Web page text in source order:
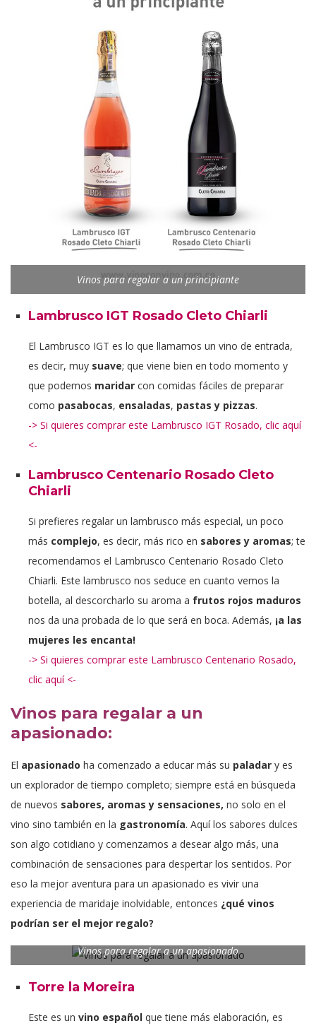
Vinos para regalar a un principiante
Lambrusco IGT Rosado Cleto Chiarli
El Lambrusco IGT es lo que llamamos un vino de entrada,
es decir, muy suave; que viene bien en todo momento y
que podemos maridar con comidas fáciles de preparar
como pasabocas, ensaladas, pastas y pizzas.
-> Si quieres comprar este Lambrusco IGT Rosado, clic aquí
<-
Lambrusco Centenario Rosado Cleto
Chiarli
Si prefieres regalar un lambrusco más especial, un poco
más complejo, es decir, más rico en sabores y aromas; te
recomendamos el Lambrusco Centenario Rosado Cleto
Chiarli. Este lambrusco nos seduce en cuanto vemos la
botella, al descorcharlo su aroma a frutos rojos maduros
nos da una probada de lo que será en boca. Además, ¡a las
mujeres les encanta!
-> Si quieres comprar este Lambrusco Centenario Rosado,
clic aquí <-
Vinos para regalar a un
apasionado:
El apasionado ha comenzado a educar más su paladar y es
un explorador de tiempo completo; siempre está en búsqueda
de nuevos sabores, aromas y sensaciones, no solo en el
vino sino también en la gastronomía. Aquí los sabores dulces
son algo cotidiano y comenzamos a desear algo más, una
combinación de sensaciones para despertar los sentidos. Por
eso la mejor aventura para un apasionado es vivir una
experiencia de maridaje inolvidable, entonces ¿qué vinos
podrían ser el mejor regalo?
Vinos para regalar a un apasionado
Torre la Moreira
Este es un vino español que tiene más elaboración, es